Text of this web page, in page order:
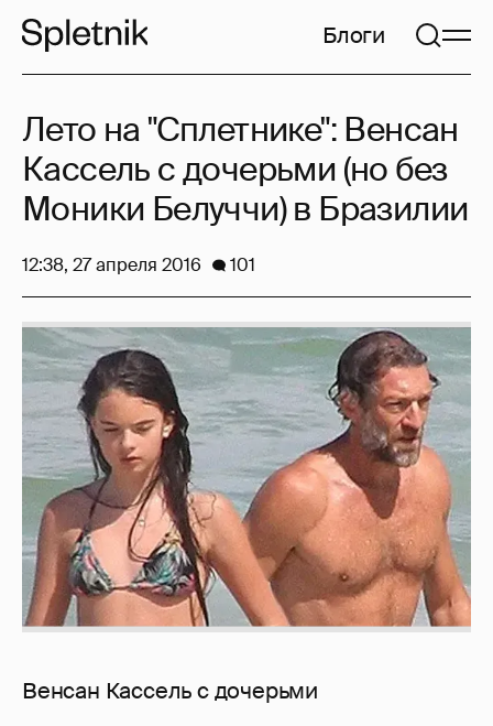
Блоги
Венсан Кассель с дочерьми
Лето на "Сплетнике": Венсан
Кассель с дочерьми (но без
Моники Белуччи) в Бразилии
12:38, 27 апреля 2016 101